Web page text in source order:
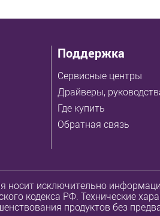
Поддержка
Сервисные центры
Драйверы,
Где купить
Обратная связь
исключительно
кодекса РФ. Технические
продуктов без